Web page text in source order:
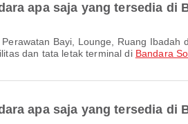
apa saja yang tersedia di
dan tata letak terminal di Bandara
apa saja yang tersedia di